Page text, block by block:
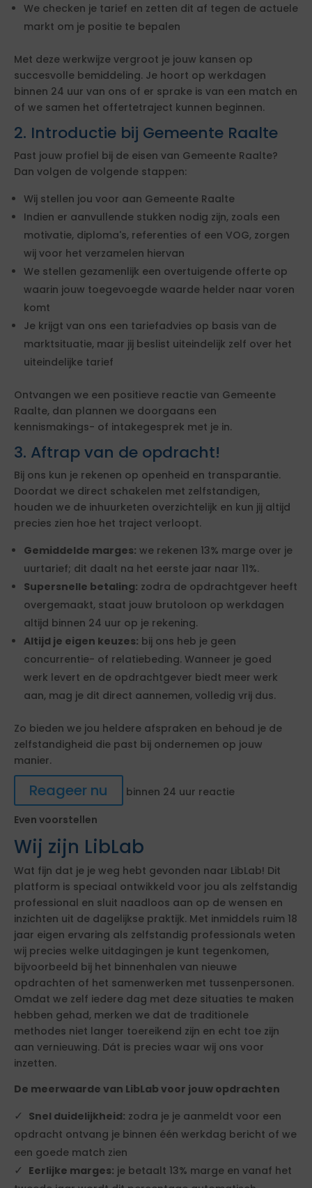
We checken je tarief en zetten dit af tegen de actuele
markt om je positie te bepalen
Met deze werkwijze vergroot je jouw kansen op
succesvolle bemiddeling. Je hoort op werkdagen
binnen 24 uur van ons of er sprake is van een match en
of we samen het offertetraject kunnen beginnen.
2. Introductie bij Gemeente Raalte
Past jouw profiel bij de eisen van Gemeente Raalte?
Dan volgen de volgende stappen:
Wij stellen jou voor aan Gemeente Raalte
Indien er aanvullende stukken nodig zijn, zoals een
motivatie, diploma's, referenties of een VOG, zorgen
wij voor het verzamelen hiervan
We stellen gezamenlijk een overtuigende offerte op
waarin jouw toegevoegde waarde helder naar voren
komt
Je krijgt van ons een tariefadvies op basis van de
marktsituatie, maar jij beslist uiteindelijk zelf over het
uiteindelijke tarief
Ontvangen we een positieve reactie van Gemeente
Raalte, dan plannen we doorgaans een
kennismakings- of intakegesprek met je in.
3. Aftrap van de opdracht!
Bij ons kun je rekenen op openheid en transparantie.
Doordat we direct schakelen met zelfstandigen,
houden we de inhuurketen overzichtelijk en kun jij altijd
precies zien hoe het traject verloopt.
Gemiddelde marges: we rekenen 13% marge over je
uurtarief; dit daalt na het eerste jaar naar 11%.
Supersnelle betaling: zodra de opdrachtgever heeft
overgemaakt, staat jouw brutoloon op werkdagen
altijd binnen 24 uur op je rekening.
Altijd je eigen keuzes: bij ons heb je geen
concurrentie- of relatiebeding. Wanneer je goed
werk levert en de opdrachtgever biedt meer werk
aan, mag je dit direct aannemen, volledig vrij dus.
Zo bieden we jou heldere afspraken en behoud je de
zelfstandigheid die past bij ondernemen op jouw
manier.
Reageer nu
binnen 24 uur reactie
Even voorstellen
Wij zijn LibLab
Wat fijn dat je je weg hebt gevonden naar LibLab! Dit
platform is speciaal ontwikkeld voor jou als zelfstandig
professional en sluit naadloos aan op de wensen en
inzichten uit de dagelijkse praktijk. Met inmiddels ruim 18
jaar eigen ervaring als zelfstandig professionals weten
wij precies welke uitdagingen je kunt tegenkomen,
bijvoorbeeld bij het binnenhalen van nieuwe
opdrachten of het samenwerken met tussenpersonen.
Omdat we zelf iedere dag met deze situaties te maken
hebben gehad, merken we dat de traditionele
methodes niet langer toereikend zijn en echt toe zijn
aan vernieuwing. Dát is precies waar wij ons voor
inzetten.
De meerwaarde van LibLab voor jouw opdrachten
Snel duidelijkheid: zodra je je aanmeldt voor een
opdracht ontvang je binnen één werkdag bericht of we
een goede match zien
Eerlijke marges: je betaalt 13% marge en vanaf het